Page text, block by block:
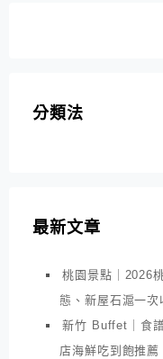
分類法
最新文章
桃園景點｜2026
態、新屋石滬一次
新竹 Buffet｜食
店海鮮吃到飽推薦